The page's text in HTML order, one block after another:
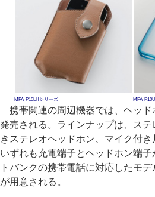
MPA-P10LHシリーズ MPA-
携帯関連の周辺機器では、ヘッド
発売される。ラインナップは、ス
きステレオヘッドホン、マイク付き
いずれも充電端子とヘッドホン端
トバンクの携帯電話に対応したモ
が用意される。